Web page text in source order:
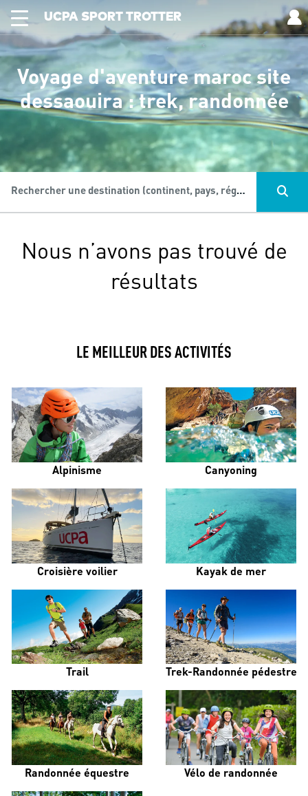
UCPA SPORT TROTTER
Voyage d'aventure maroc site
dessaouira : trek, randonnée
Rechercher une destination (continent, pays, région...), une activité...
Nous n’avons pas trouvé de
résultats
LE MEILLEUR DES ACTIVITÉS
Alpinisme Canyoning
Croisière voilier Kayak de mer
Trail Trek-Randonnée pédestre
Randonnée équestre Vélo de randonnée